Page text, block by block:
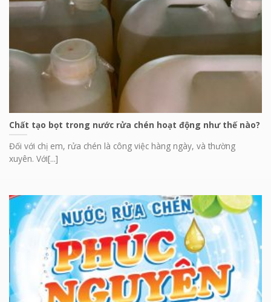
Chất tạo bọt trong nước rửa chén hoạt động như thế nào?
Đối với chị em, rửa chén là công việc hàng ngày, và thường
xuyên. Với[...]